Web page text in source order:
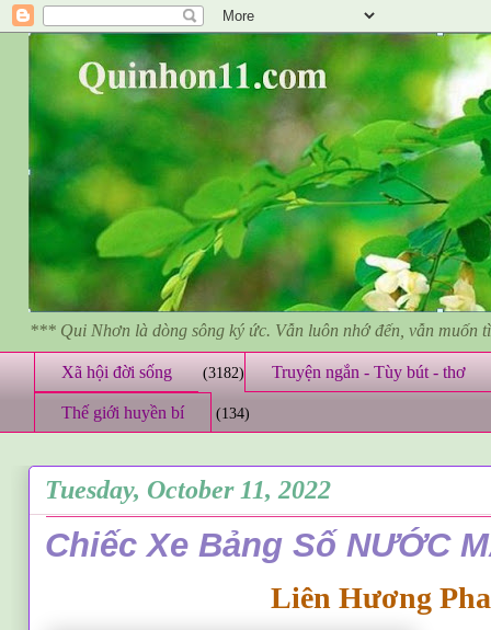
*** Qui Nhơn là dòng sông ký ức. Vẫn luôn nhớ đến, vẫn muốn
Xã hội đời sống (3182) Truyện ngắn - Tùy bút - thơ
Thế giới huyền bí (134)
Tuesday, October 11, 2022
Chiếc Xe Bảng Số NƯỚC
Liên Hương